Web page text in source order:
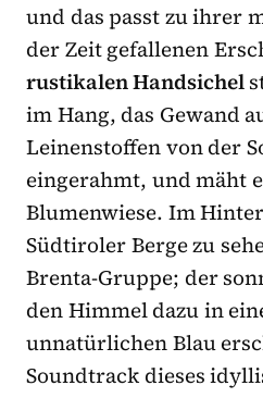
und das passt zu ihrer
der Zeit gefallenen
rustikalen Handsichel
im Hang, das Gewand
Leinenstoffen von der
eingerahmt, und mäht
Blumenwiese. Im
Südtiroler Berge zu
Brenta-Gruppe; der
den Himmel dazu in
unnatürlichen Blau
Soundtrack dieses